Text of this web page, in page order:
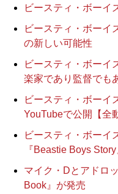
ビースティ・ボーイ
ビースティ・ボーイ
の新しい可能性
ビースティ・ボーイ
楽家であり監督でも
ビースティ・ボーイ
YouTubeで公開【全
ビースティ・ボーイ
『Beastie Boys
マイク・Dとアドロ
Book』が発売